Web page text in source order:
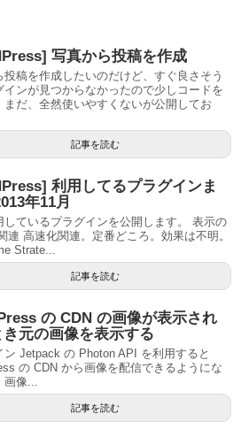
写真から投稿を作成
投稿を作成したいのだけど、すぐ良さそう
インが見つからなかったので少しコードを
まだ、全然使いやすくないが公開してお
記事を読む
利用してるプラグインま
年11月
しているプラグインを公開します。 表示の
連 高速化関連。定番どころ。効果は不明。
Strate...
記事を読む
の CDN の画像が表示され
元の画像を表示する
ン Jetpack の Photon API を利用すると
の CDN から画像を配信できるようにな
画像...
記事を読む